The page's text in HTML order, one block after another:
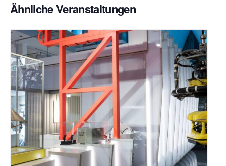
Ähnliche Veranstaltungen